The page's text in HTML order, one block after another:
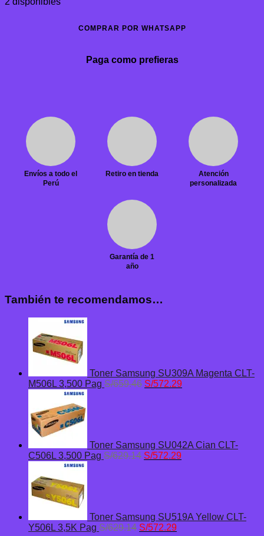
COMPRAR POR WHATSAPP
Paga como prefieras
Envíos a todo el
Perú
Retiro en tienda
Atención
personalizada
Garantía de 1
año
También te recomendamos…
Toner Samsung SU309A Magenta CLT-
M506L 3,500 Pag S/659.46 El
S/572.29El
Toner Samsung SU042A Cian CLT-
C506L 3,500 Pag S/629.14 El
S/572.29El
Toner Samsung SU519A Yellow CLT-
Y506L 3,5K Pag S/629.14 El
S/572.29El